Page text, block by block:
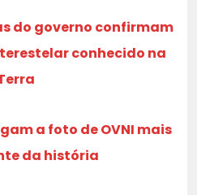
do governo confirmam
conhecido na
a foto de OVNI mais
da história